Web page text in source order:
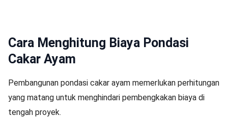
Cara Menghitung Biaya Pondasi
Cakar Ayam
Pembangunan pondasi cakar ayam memerlukan perhitungan
yang matang untuk menghindari pembengkakan biaya di
tengah proyek.